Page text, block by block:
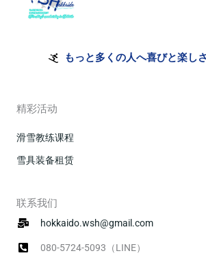
もっと多くの人へ喜びと楽し
精彩活动
滑雪教练课程
雪具装备租赁
联系我们
hokkaido.wsh@gmail.com
080-5724-5093（LINE）